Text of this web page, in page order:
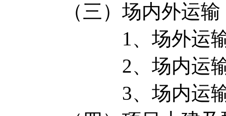
（三）场内外运输
1、场外运输量
2、场内运输量
3、场内运输设